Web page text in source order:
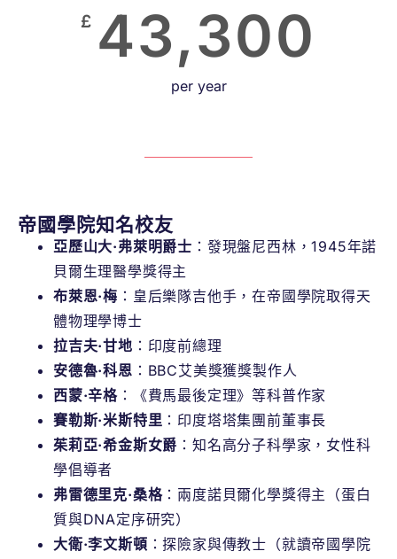
£ 43,300
per year
帝國學院知名校友
亞歷山大·弗萊明爵士 ：發現盤尼西林，1945年諾
貝爾生理醫學獎得主
布萊恩·梅 ：皇后樂隊吉他手，在帝國學院取得天
體物理學博士
拉吉夫·甘地 ：印度前總理
安德魯·科恩 ：BBC艾美獎獲獎製作人
西蒙·辛格 ：《費馬最後定理》等科普作家
賽勒斯·米斯特里 ：印度塔塔集團前董事長
茱莉亞·希金斯女爵 ：知名高分子科學家，女性科
學倡導者
弗雷德里克·桑格：兩度諾貝爾化學獎得主（蛋白
質與DNA定序研究）
大衛·李文斯頓 ：探險家與傳教士（就讀帝國學院